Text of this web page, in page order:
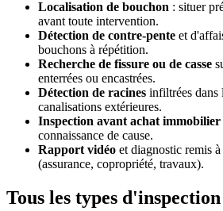
Localisation de bouchon : situer
avant toute intervention.
Détection de contre-pente et
bouchons à répétition.
Recherche de fissure ou de casse
enterrées ou encastrées.
Détection de racines infiltrées dans
canalisations extérieures.
Inspection avant achat immobilier
connaissance de cause.
Rapport vidéo et diagnostic remis
(assurance, copropriété, travaux).
Tous les types